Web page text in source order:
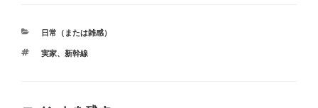
カ
ゴ
日常（または雑感）
タ
実家、 新幹線